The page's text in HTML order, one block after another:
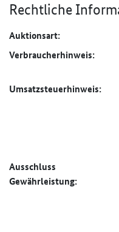
Rechtliche
Auktionsart:
Verbraucher­hinweis:
Umsatzsteuer­hinweis:
Ausschluss
Gewährleistung: